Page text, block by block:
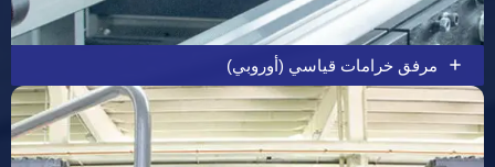
مرفق خرامات قياسي (أوروبي)